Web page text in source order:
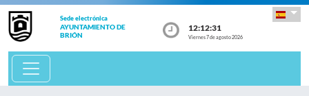
Sede electrónica
AYUNTAMIENTO DE
BRIÓN
12:12:31
Viernes 7 de agosto 2026